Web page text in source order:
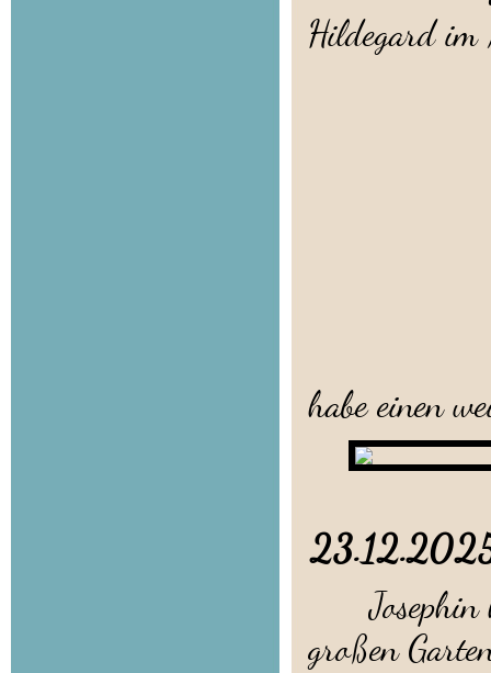
Hildegard
habe einen
Josephin
großen